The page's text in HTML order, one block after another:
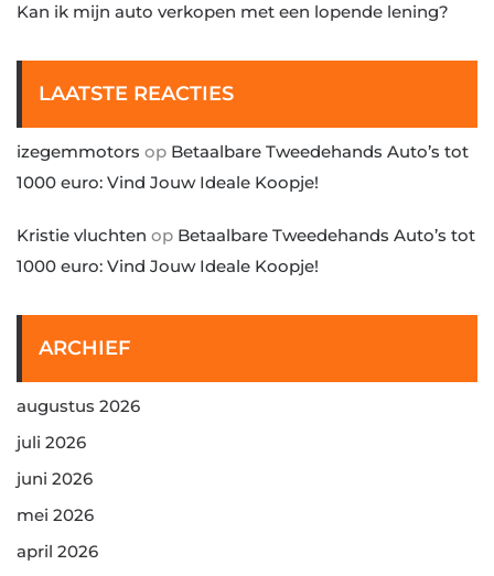
Kan ik mijn auto verkopen met een lopende lening?
LAATSTE REACTIES
izegemmotors op Betaalbare Tweedehands Auto’s tot
1000 euro: Vind Jouw Ideale Koopje!
Kristie vluchten op Betaalbare Tweedehands Auto’s tot
1000 euro: Vind Jouw Ideale Koopje!
ARCHIEF
augustus 2026
juli 2026
juni 2026
mei 2026
april 2026